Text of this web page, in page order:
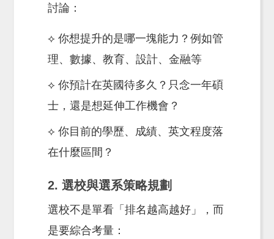
討論：
⟡ 你想提升的是哪一塊能力？例如管
理、數據、教育、設計、金融等
⟡ 你預計在英國待多久？只念一年碩
士，還是想延伸工作機會？
⟡ 你目前的學歷、成績、英文程度落
在什麼區間？
2. 選校與選系策略規劃
選校不是單看「排名越高越好」，而
是要綜合考量：